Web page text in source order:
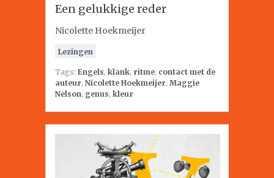
Een gelukkige reder
Nicolette Hoekmeijer
Lezingen
Tags: Engels, klank, ritme, contact met de
auteur, Nicolette Hoekmeijer, Maggie
Nelson, genus, kleur